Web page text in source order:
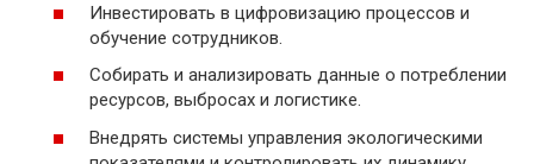
Инвестировать в цифровизацию процессов и
обучение сотрудников.
Собирать и анализировать данные о потреблении
ресурсов, выбросах и логистике.
Внедрять системы управления экологическими